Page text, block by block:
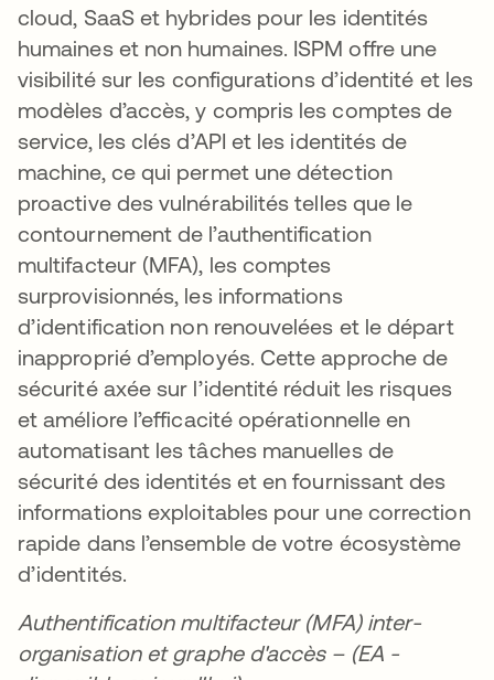
cloud, SaaS et hybrides pour les identités
humaines et non humaines. ISPM offre une
visibilité sur les configurations d’identité et les
modèles d’accès, y compris les comptes de
service, les clés d’API et les identités de
machine, ce qui permet une détection
proactive des vulnérabilités telles que le
contournement de l’authentification
multifacteur (MFA), les comptes
surprovisionnés, les informations
d’identification non renouvelées et le départ
inapproprié d’employés. Cette approche de
sécurité axée sur l’identité réduit les risques
et améliore l’efficacité opérationnelle en
automatisant les tâches manuelles de
sécurité des identités et en fournissant des
informations exploitables pour une correction
rapide dans l’ensemble de votre écosystème
d’identités.
Authentification multifacteur (MFA) inter-
organisation et graphe d'accès – (EA -